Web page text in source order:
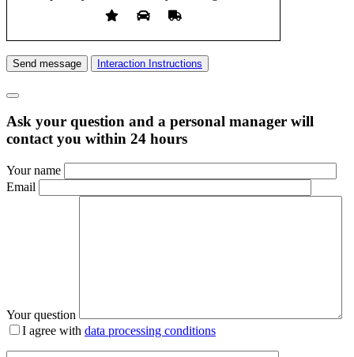
Send message Interaction Instructions
Ask your question and a personal manager will
contact you within 24 hours
Your name
Email
Your question
I agree with data processing conditions